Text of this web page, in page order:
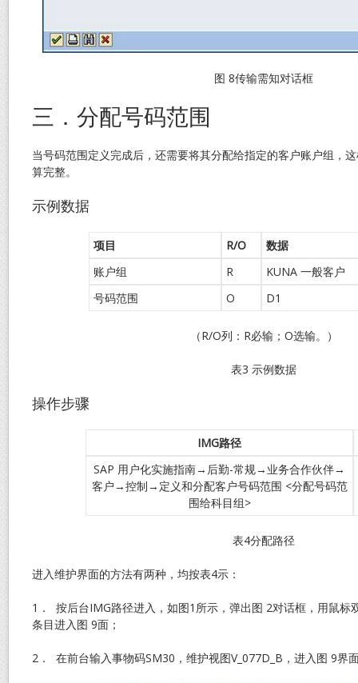
图 8传输需知对话框
三．分配号码范围
当号码范围定义完成后，还需要将其分配给指定的客户账户组，
算完整。
示例数据
项目 R/O
数据
账户组
R
KUNA 一般客户
号码范围
O D1
（R/O列：R必输；O选输。）
表3 示例数据
操作步骤
IMG路径
SAP 用户化实施指南→后勤-常规→业务合作伙伴→
客户→控制→定义和分配客户号码范围 <分配号码范
围给科目组>
表4分配路径
进入维护界面的方法有两种，均按表4示：
1． 按后台IMG路径进入，如图1所示，弹出图 2对话框，用鼠标
条目进入图 9面；
2． 在前台输入事物码SM30，维护视图V_077D_B，进入图 9界